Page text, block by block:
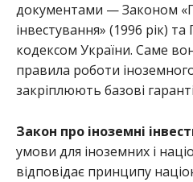
документами — Законом
інвестування» (1996 рік)
кодексом України. Саме
правила роботи іноземного
закріплюють базові
Закон про іноземні
умови для іноземних і
відповідає принципу